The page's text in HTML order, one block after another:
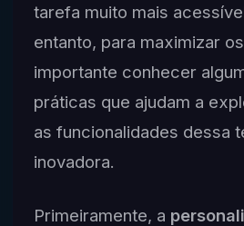
tarefa muito mais
entanto, para maximizar
importante conhecer
práticas que ajudam a
as funcionalidades dessa
inovadora.
Primeiramente, a